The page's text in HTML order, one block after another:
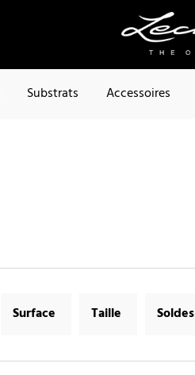
Substrats Accessoires
Surface Taille Soldes